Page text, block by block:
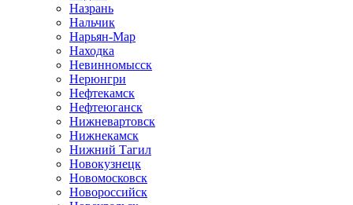
Назрань
Нальчик
Нарьян-Мар
Находка
Невинномысск
Нерюнгри
Нефтекамск
Нефтеюганск
Нижневартовск
Нижнекамск
Нижний Тагил
Новокузнецк
Новомосковск
Новороссийск